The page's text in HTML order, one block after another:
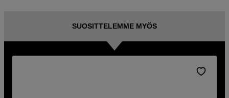
SUOSITTELEMME MYÖS